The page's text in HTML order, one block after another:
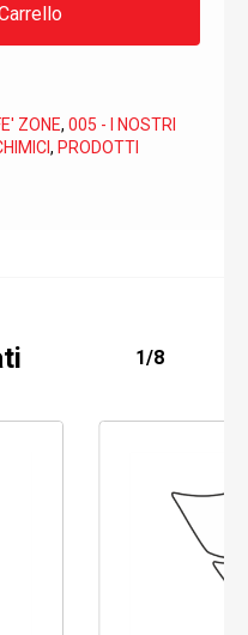
ZONE, 005 - I NOSTRI
, PRODOTTI
1/8